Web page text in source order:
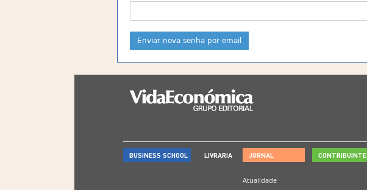
BUSINESS SCHOOL LIVRARIA JORNAL
Atualidade
CONTRIBUINTE